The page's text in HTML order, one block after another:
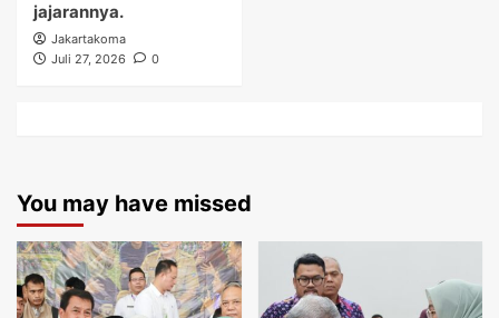
jajarannya.
Jakartakoma
Juli 27, 2026
0
You may have missed